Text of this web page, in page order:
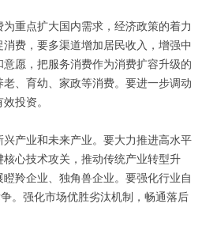
重点扩大国内需求，经济政策的着力
费，要多渠道增加居民收入，增强中
愿，把服务消费作为消费扩容升级的
、育幼、家政等消费。要进一步调动
投资。
产业和未来产业。要大力推进高水平
心技术攻关，推动传统产业转型升
羚企业、独角兽企业。要强化行业自
。强化市场优胜劣汰机制，畅通落后